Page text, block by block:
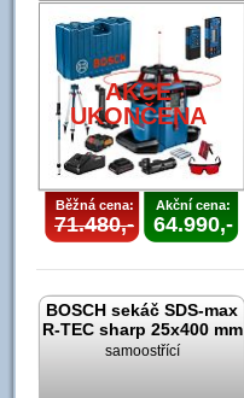
AKCE
UKONČENA
Běžná cena:
71.480,-
Akční cena:
64.990,-
BOSCH sekáč SDS-max
R-TEC sharp 25x400 mm
samoostřící